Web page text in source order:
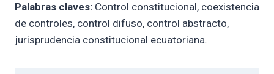
Palabras claves: Control constitucional, coexistencia
de controles, control difuso, control abstracto,
jurisprudencia constitucional ecuatoriana.